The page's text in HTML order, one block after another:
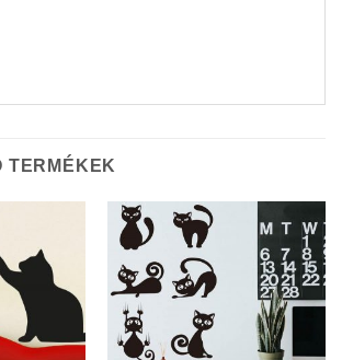
TERMÉKEK